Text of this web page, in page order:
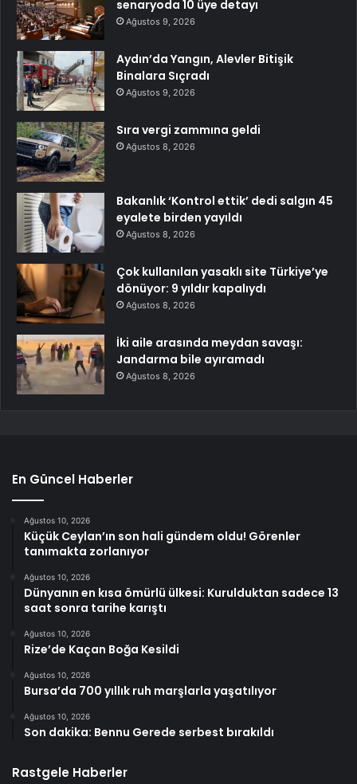
senaryoda 10 üye detayı
Ağustos 9, 2026
Aydın’da Yangın, Alevler Bitişik
Binalara Sıçradı
Ağustos 9, 2026
Sıra vergi zammına geldi
Ağustos 8, 2026
Bakanlık ‘Kontrol ettik’ dedi salgın 45
eyalete birden yayıldı
Ağustos 8, 2026
Çok kullanılan yasaklı site Türkiye’ye
dönüyor: 9 yıldır kapalıydı
Ağustos 8, 2026
İki aile arasında meydan savaşı:
Jandarma bile ayıramadı
Ağustos 8, 2026
En Güncel Haberler
Ağustos 10, 2026
Küçük Ceylan’ın son hali gündem oldu! Görenler
tanımakta zorlanıyor
Ağustos 10, 2026
Dünyanın en kısa ömürlü ülkesi: Kurulduktan sadece 13
saat sonra tarihe karıştı
Ağustos 10, 2026
Rize’de Kaçan Boğa Kesildi
Ağustos 10, 2026
Bursa’da 700 yıllık ruh marşlarla yaşatılıyor
Ağustos 10, 2026
Son dakika: Bennu Gerede serbest bırakıldı
Rastgele Haberler